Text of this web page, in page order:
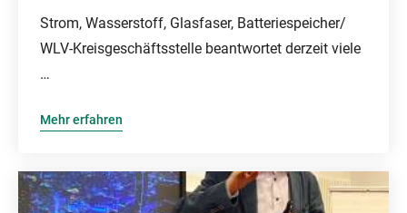
Strom, Wasserstoff, Glasfaser, Batteriespeicher/
WLV-Kreisgeschäftsstelle beantwortet derzeit viele
…
Mehr erfahren